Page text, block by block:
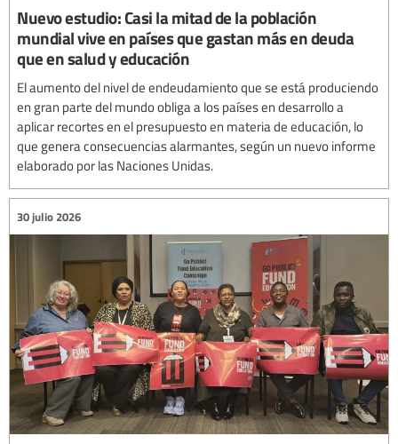
Nuevo estudio: Casi la mitad de la población
mundial vive en países que gastan más en deuda
que en salud y educación
El aumento del nivel de endeudamiento que se está produciendo
en gran parte del mundo obliga a los países en desarrollo a
aplicar recortes en el presupuesto en materia de educación, lo
que genera consecuencias alarmantes, según un nuevo informe
elaborado por las Naciones Unidas.
30 julio 2026